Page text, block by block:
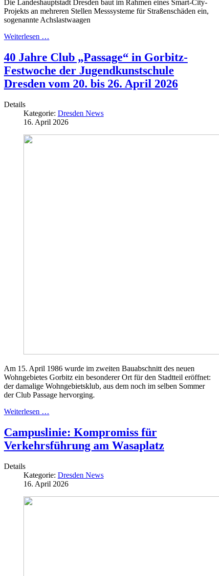
Die Landeshauptstadt Dresden baut im Rahmen eines Smart-City-
Projekts an mehreren Stellen Messsysteme für Straßenschäden ein,
sogenannte Achslastwaagen
Weiterlesen …
40 Jahre Club „Passage“ in Gorbitz-
Festwoche der Jugendkunstschule
Dresden vom 20. bis 26. April 2026
Details
Kategorie: Dresden News
16. April 2026
Am 15. April 1986 wurde im zweiten Bauabschnitt des neuen
Wohngebietes Gorbitz ein besonderer Ort für den Stadtteil eröffnet:
der damalige Wohngebietsklub, aus dem noch im selben Sommer
der Club Passage hervorging.
Weiterlesen …
Campuslinie: Kompromiss für
Verkehrsführung am Wasaplatz
Details
Kategorie: Dresden News
16. April 2026